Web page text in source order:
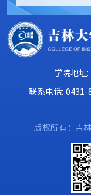
学院地址
联系电话: 0431-
版权所有：吉